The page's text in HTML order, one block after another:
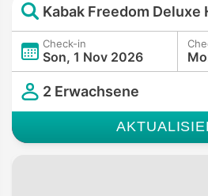
Kabak Freedom Deluxe
Check-in
Son, 1 Nov 2026
2 Erwachsene